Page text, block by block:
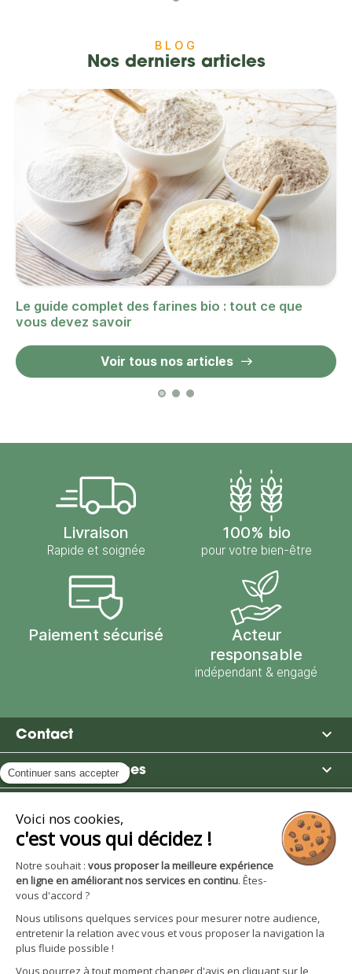
BLOG
Nos derniers articles
Le guide complet des farines bio : tout ce que
vous devez savoir
Voir tous nos articles
Livraison
Rapide et soignée
100% bio
pour votre bien-être
Paiement sécurisé
Acteur
responsable
indépendant & engagé
Contact 
Moulin des Moines 
Avantages et services 